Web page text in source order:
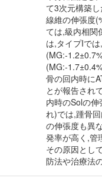
て3次元構築
線維の伸張度
ては,級内相関
は,タイプIで
(MG:-
(MG:-
骨の回内時に
とが報告され
内時のSolの
れ)では,踵骨
の伸張度も異
発率が高く,管
その原因とし
防法や治療法